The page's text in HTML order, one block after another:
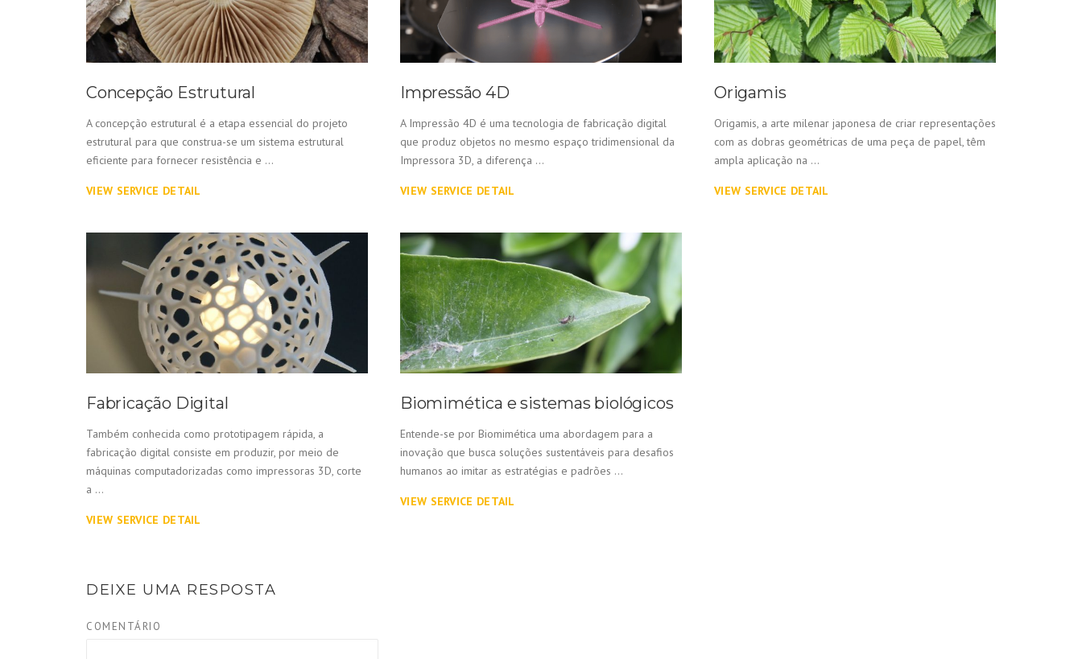
Concepção Estrutural
A concepção estrutural é a etapa essencial do projeto
estrutural para que construa-se um sistema estrutural
eficiente para fornecer resistência e ...
VIEW SERVICE DETAIL
Impressão 4D
A Impressão 4D é uma tecnologia de fabricação digital
que produz objetos no mesmo espaço tridimensional da
Impressora 3D, a diferença ...
VIEW SERVICE DETAIL
Origamis
Origamis, a arte milenar japonesa de criar representações
com as dobras geométricas de uma peça de papel, têm
ampla aplicação na ...
VIEW SERVICE DETAIL
Fabricação Digital
Também conhecida como prototipagem rápida, a
fabricação digital consiste em produzir, por meio de
máquinas computadorizadas como impressoras 3D, corte
a ...
VIEW SERVICE DETAIL
Biomimética e sistemas biológicos
Entende-se por Biomimética uma abordagem para a
inovação que busca soluções sustentáveis para desafios
humanos ao imitar as estratégias e padrões ...
VIEW SERVICE DETAIL
DEIXE UMA RESPOSTA
COMENTÁRIO